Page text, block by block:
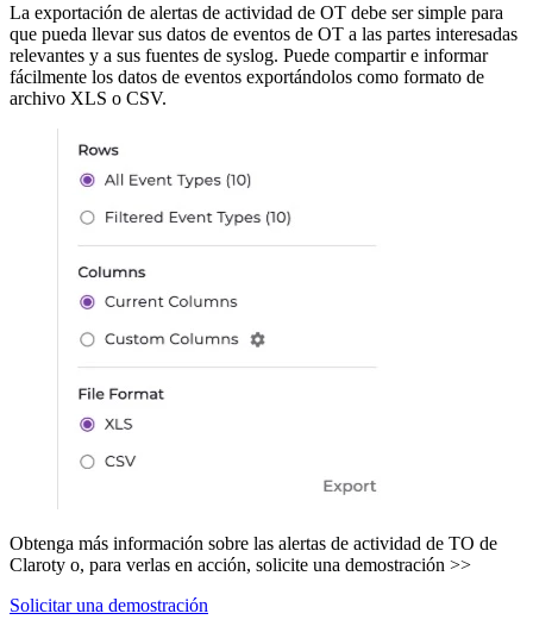
La exportación de alertas de actividad de OT debe ser simple para
que pueda llevar sus datos de eventos de OT a las partes interesadas
relevantes y a sus fuentes de syslog. Puede compartir e informar
fácilmente los datos de eventos exportándolos como formato de
archivo XLS o CSV.
Obtenga más información sobre las alertas de actividad de TO de
Claroty o, para verlas en acción, solicite una demostración >>
Solicitar una demostración